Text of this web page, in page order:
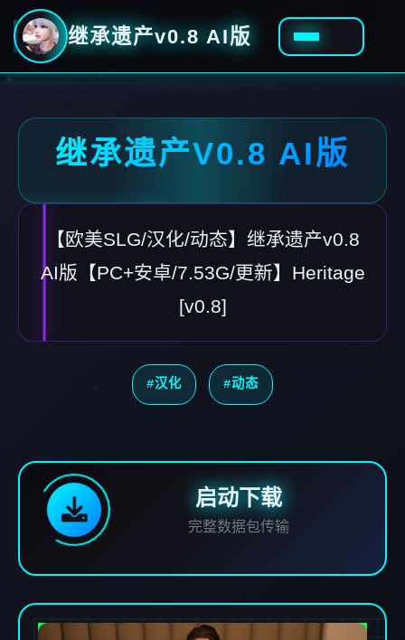
继承遗产v0.8 AI版
继承遗产V0.8 AI版
【欧美SLG/汉化/动态】继承遗产v0.8
AI版【PC+安卓/7.53G/更新】Heritage
[v0.8]
#汉化 #动态
启动下载
完整数据包传输